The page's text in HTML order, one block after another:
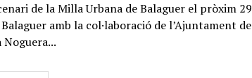
de la Milla Urbana de Balaguer el pròxim 29
amb la col·laboració de l’Ajuntament de